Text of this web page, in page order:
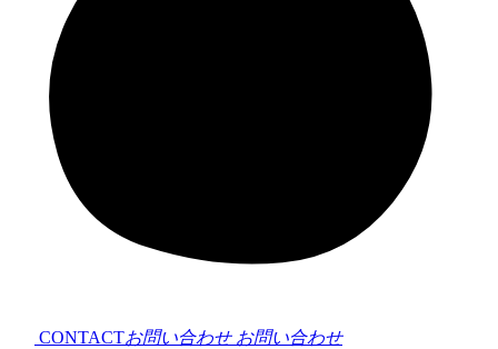
CONTACTお問い合わせ お問い合わせ